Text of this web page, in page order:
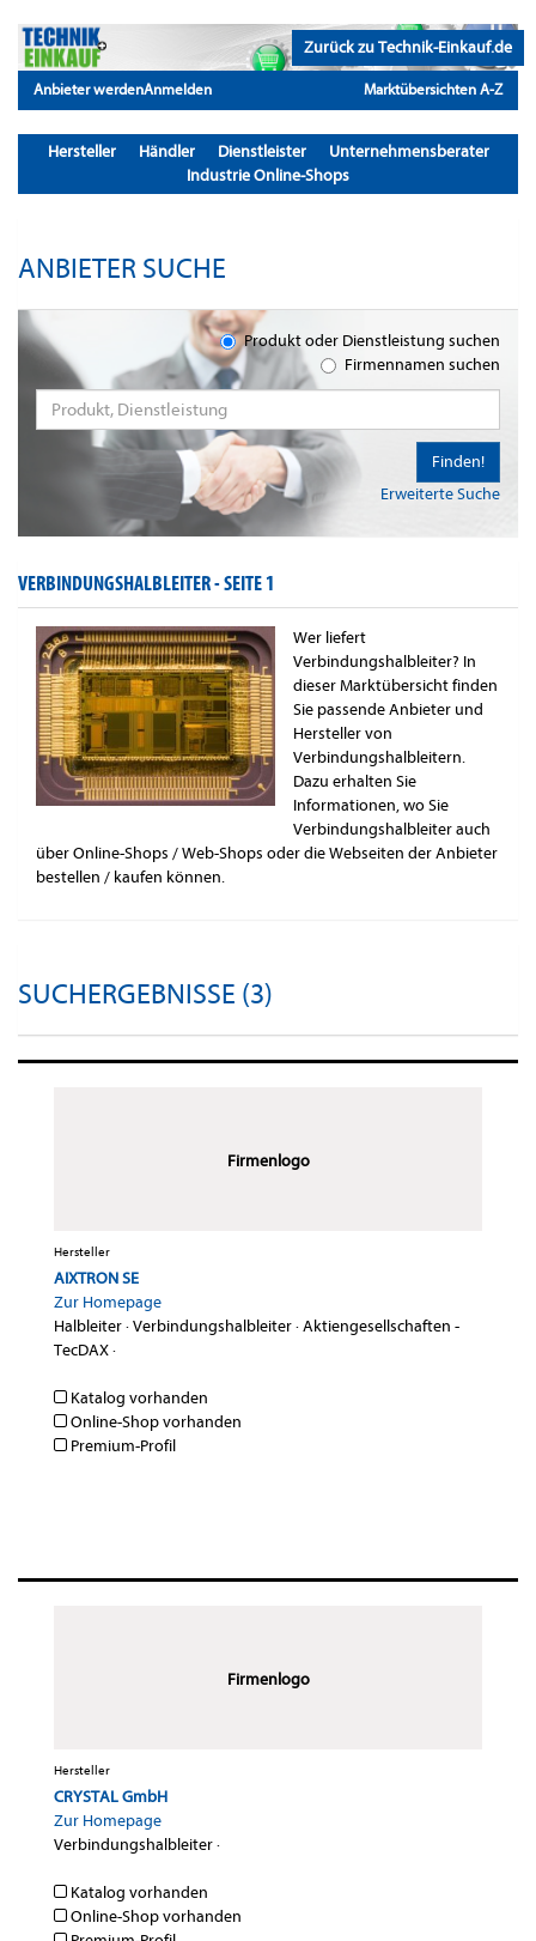
Zurück zu Technik-Einkauf.de
Anbieter werdenAnmelden Marktübersichten A-Z
Hersteller Händler Dienstleister
Unternehmensberater
Industrie Online-Shops
ANBIETER SUCHE
Produkt oder Dienstleistung suchen
Firmennamen suchen
Erweiterte Suche
Finden!
VERBINDUNGSHALBLEITER -SEITE 1
Wer liefert
Verbindungshalbleiter? In
dieser Marktübersicht finden
Sie passende Anbieter und
Hersteller von
Verbindungshalbleitern.
Dazu erhalten Sie
Informationen, wo Sie
Verbindungshalbleiter auch
über Online-Shops / Web-Shops oder die Webseiten der Anbieter
bestellen / kaufen können.
SUCHERGEBNISSE (3)
Firmenlogo
Hersteller
AIXTRON SE
Zur Homepage
Halbleiter·Verbindungshalbleiter·Aktiengesellschaften -
TecDAX·
Katalog vorhanden
Online-Shop vorhanden
Premium-Profil
Firmenlogo
Hersteller
CRYSTAL GmbH
Zur Homepage
Verbindungshalbleiter·
Katalog vorhanden
Online-Shop vorhanden